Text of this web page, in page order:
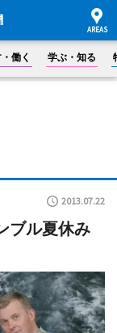
働く 学ぶ・知る
2013.07.22
ブル夏休み